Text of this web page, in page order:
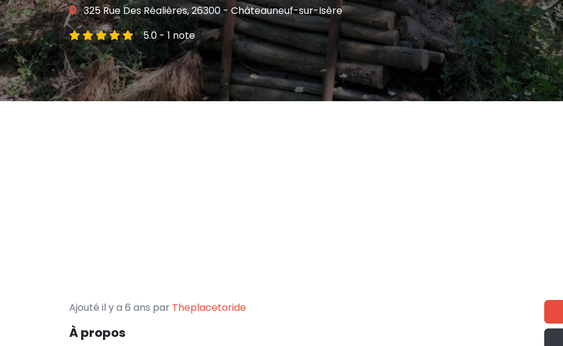
325 Rue Des Réalières, 26300 - Châteauneuf-sur-Isère
5.0 - 1 note
Ajouté il y a 6 ans par Theplacetoride
À propos